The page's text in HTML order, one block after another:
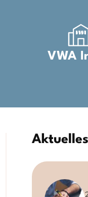
VWA
Aktuelles